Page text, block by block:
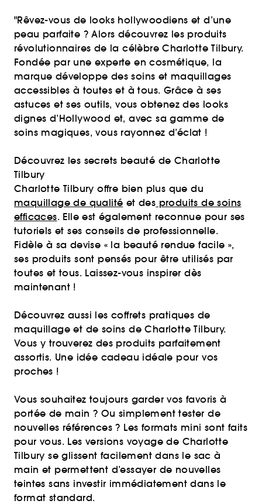
"Rêvez-vous de looks hollywoodiens et d’une
peau parfaite ? Alors découvrez les produits
révolutionnaires de la célèbre Charlotte Tilbury.
Fondée par une experte en cosmétique, la
marque développe des soins et maquillages
accessibles à toutes et à tous. Grâce à ses
astuces et ses outils, vous obtenez des looks
dignes d’Hollywood et, avec sa gamme de
soins magiques, vous rayonnez d’éclat !
Découvrez les secrets beauté de Charlotte
Tilbury
Charlotte Tilbury offre bien plus que du
maquillage de qualité et des produits de soins
efficaces. Elle est également reconnue pour ses
tutoriels et ses conseils de professionnelle.
Fidèle à sa devise « la beauté rendue facile »,
ses produits sont pensés pour être utilisés par
toutes et tous. Laissez-vous inspirer dès
maintenant !
Découvrez aussi les coffrets pratiques de
maquillage et de soins de Charlotte Tilbury.
Vous y trouverez des produits parfaitement
assortis. Une idée cadeau idéale pour vos
proches !
Vous souhaitez toujours garder vos favoris à
portée de main ? Ou simplement tester de
nouvelles références ? Les formats mini sont faits
pour vous. Les versions voyage de Charlotte
Tilbury se glissent facilement dans le sac à
main et permettent d’essayer de nouvelles
teintes sans investir immédiatement dans le
format standard.